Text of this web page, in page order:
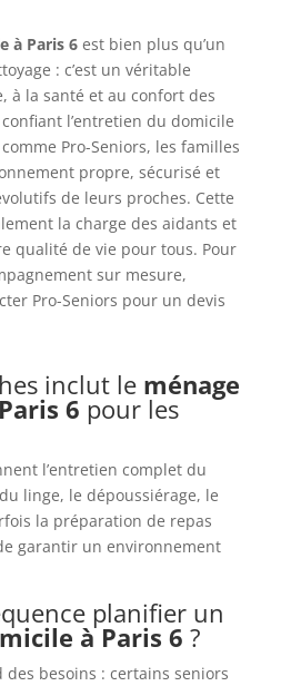
à Paris 6est bien plus qu’un
: c’est un véritable
à la santé et au confort des
l’entretien du domicile
Pro-Seniors, les familles
propre, sécurisé et
de leurs proches. Cette
la charge des aidants et
qualité de vie pour tous. Pour
sur mesure,
Pro-Seniors pour un devis
inclut le ménage
6 pour les
l’entretien complet du
linge, le dépoussiérage, le
la préparation de repas
garantir un environnement
planifier un
à Paris 6 ?
des besoins : certains seniors